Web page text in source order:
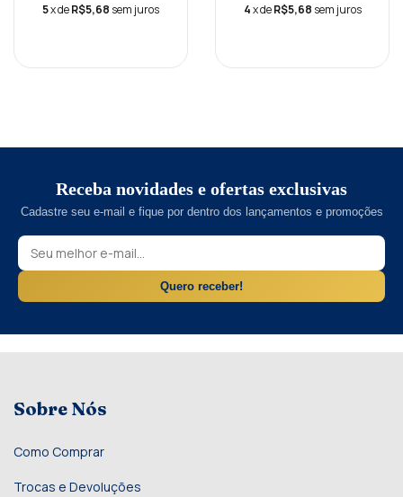
5x deR$5,68 sem juros
4x deR$5,68 sem juros
Receba novidades e ofertas exclusivas
Cadastre seu e-mail e fique por dentro dos lançamentos e promoções
Quero receber!
Sobre Nós
Como Comprar
Trocas e Devoluções